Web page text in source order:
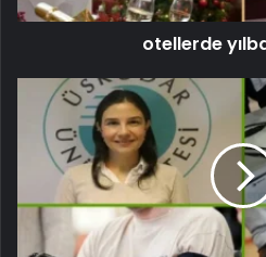
otellerde